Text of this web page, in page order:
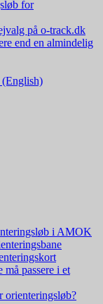
for
på o-track.dk
end en almindelig
i AMOK
passere i et